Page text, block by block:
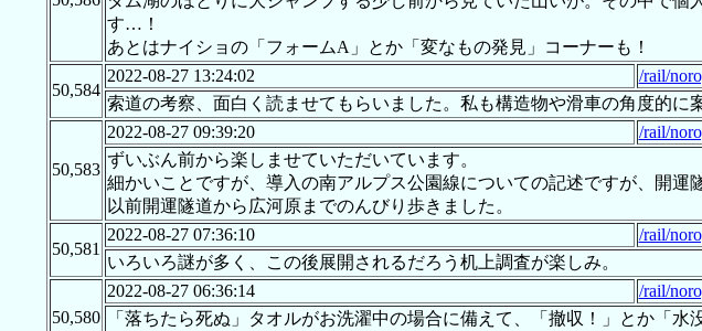
す…！
あとはナイショの「フォームA」とか「変なもの発見」コーナーも！
50,584
2022-08-27 13:24:02 /rail/
索道の考察、面白く読ませてもらいました。私も構造物や滑車の角度的に
50,583
2022-08-27 09:39:20 /rail/
ずいぶん前から楽しませていただいています。
細かいことですが、導入の南アルプス公園線についての記述ですが、開
以前開運隧道から広河原までのんびり歩きました。
50,581
2022-08-27 07:36:10 /rail/
いろいろ謎が多く、この後展開されるだろう机上調査が楽しみ。
50,580
2022-08-27 06:36:14 /rail/
「落ちたら死ぬ」タオルがお洗濯中の場合に備えて、「撤収！」とか「